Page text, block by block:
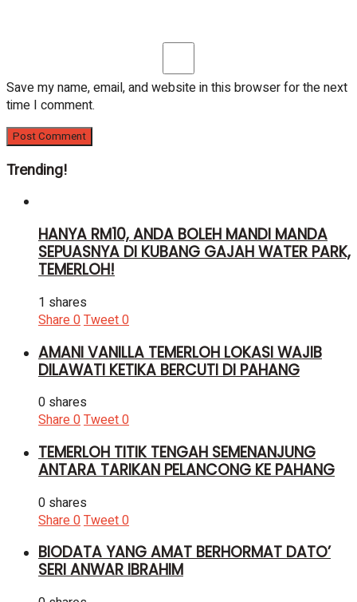
Save my name, email, and website in this browser for the next
time I comment.
Trending!
HANYA RM10, ANDA BOLEH MANDI MANDA
SEPUASNYA DI KUBANG GAJAH WATER PARK,
TEMERLOH!
1 shares
Share0Tweet0
AMANI VANILLA TEMERLOH LOKASI WAJIB
DILAWATI KETIKA BERCUTI DI PAHANG
0 shares
Share0Tweet0
TEMERLOH TITIK TENGAH SEMENANJUNG
ANTARA TARIKAN PELANCONG KE PAHANG
0 shares
Share0Tweet0
BIODATA YANG AMAT BERHORMAT DATO’
SERI ANWAR IBRAHIM